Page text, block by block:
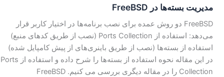
مدیریت بسته‌ها در FreeBSD
FreeBSD دو روش عمده برای نصب برنامه‌ها در اختیار کاربر قرار
می‌دهد: استفاده از Ports Collection (نصب از طریق کد‌های منبع)
استفاده از بسته‌ها (نصب از طریق باینری‌های از پیش کامپایل شده)
در این مقاله نحوه استفاده از بسته‌ها را شرح داده و استفاده از Ports
Collection را در مقاله دیگری بررسی می کنیم. FreeBSD